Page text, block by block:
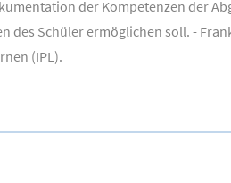
der Kompetenzen der
Schüler ermöglichen soll. -
(IPL).